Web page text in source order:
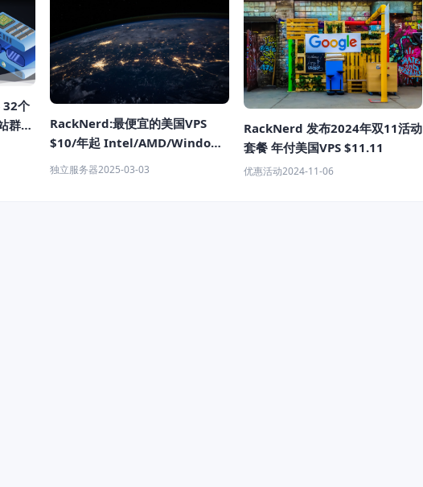
个
群多
RackNerd:最便宜的美国VPS
$10/年起 Intel/AMD/Windows
支持一键切换IP
独立服务器2025-03-03
RackNerd 发布2024年双11活动
套餐 年付美国VPS $11.11
优惠活动2024-11-06